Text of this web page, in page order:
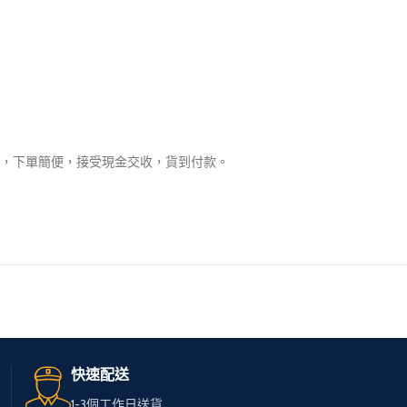
下單簡便，接受現金交收，貨到付款。
快速配送